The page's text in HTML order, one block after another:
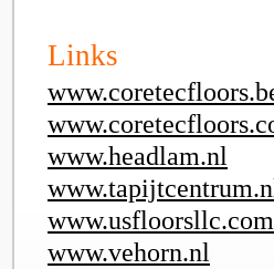
Links
www.headlam.nl
www.usfloorsllc.com
www.vehorn.nl